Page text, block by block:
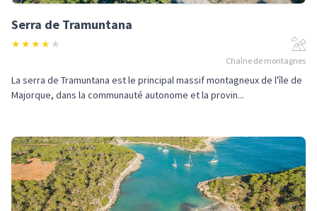
Serra de Tramuntana
★★★★ ★
Chaîne de montagnes
La serra de Tramuntana est le principal massif montagneux de l'île de
Majorque, dans la communauté autonome et la provin...